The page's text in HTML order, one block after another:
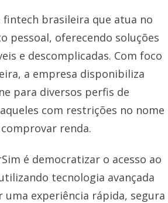
fintech brasileira que atua no
pessoal, oferecendo soluções
e descomplicadas. Com foco
a empresa disponibiliza
para diversos perfis de
com restrições no nome
renda.
é democratizar o acesso ao
tecnologia avançada
experiência rápida, segura